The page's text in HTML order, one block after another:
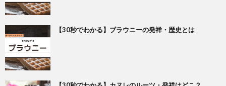
【30秒でわかる】ブラウニーの発祥・歴史とは